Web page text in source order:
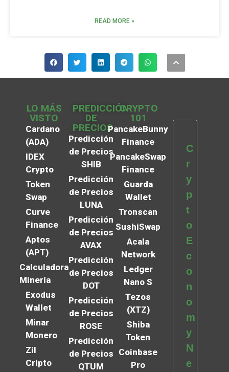
READ MORE »
LO MÁS
VISTO
Cardano
(ADA)
IDEX
Crypto
Token
Swap
Curve
Finance
Aptos
(APT)
Calculadora
Minería
Exodus
Wallet
Minar
Monero
Zil
Cripto
PREDICCIÓN
DE
PRECIOS
Predicción
de Precios
SHIB
Predicción
de Precios
LUNA
Predicción
de Precios
AVAX
Predicción
de Precios
DOT
Predicción
de Precios
ROSE
Predicción
de Precios
QTUM
CRYPTO
101
PancakeBunny
Finance
PancakeSwap
Finance
Guarda
Wallet
Tronscan
SushiSwap
Acala
Network
Ledger
Nano S
Tezos
(XTZ)
Shiba
Token
Coinbase
Pro
C
r
y
p
t
o
E
c
o
n
o
m
y
N
e